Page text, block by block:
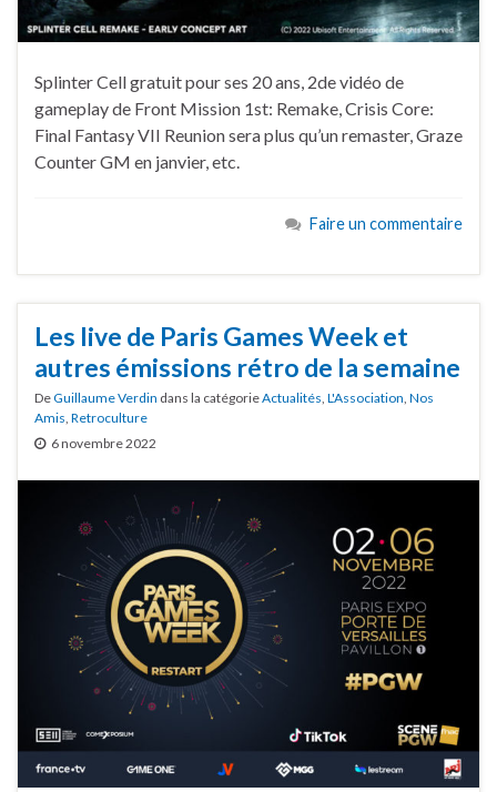
Splinter Cell gratuit pour ses 20 ans, 2de vidéo de
gameplay de Front Mission 1st: Remake, Crisis Core:
Final Fantasy VII Reunion sera plus qu’un remaster, Graze
Counter GM en janvier, etc.
Faire un commentaire
Les live de Paris Games Week et
autres émissions rétro de la semaine
DeGuillaume Verdin dans la catégorieActualités L'Association Nos
Amis Retroculture
6 novembre 2022